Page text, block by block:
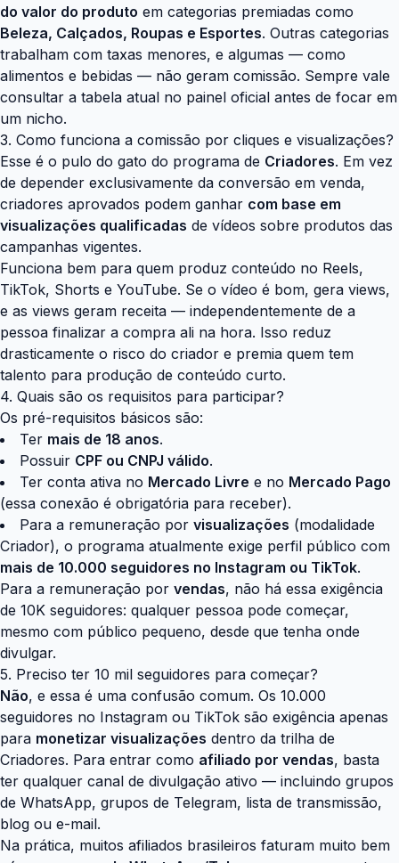
do valor do produto em categorias premiadas como
Beleza, Calçados, Roupas e Esportes. Outras categorias
trabalham com taxas menores, e algumas — como
alimentos e bebidas — não geram comissão. Sempre vale
consultar a tabela atual no painel oficial antes de focar em
um nicho.
3. Como funciona a comissão por cliques e visualizações?
Esse é o pulo do gato do programa de Criadores. Em vez
de depender exclusivamente da conversão em venda,
criadores aprovados podem ganhar com base em
visualizações qualificadas de vídeos sobre produtos das
campanhas vigentes.
Funciona bem para quem produz conteúdo no Reels,
TikTok, Shorts e YouTube. Se o vídeo é bom, gera views,
e as views geram receita — independentemente de a
pessoa finalizar a compra ali na hora. Isso reduz
drasticamente o risco do criador e premia quem tem
talento para produção de conteúdo curto.
4. Quais são os requisitos para participar?
Os pré-requisitos básicos são:
Ter mais de 18 anos.
Possuir CPF ou CNPJ válido.
Ter conta ativa no Mercado Livre e no Mercado Pago
(essa conexão é obrigatória para receber).
Para a remuneração por visualizações (modalidade
Criador), o programa atualmente exige perfil público com
mais de 10.000 seguidores no Instagram ou TikTok.
Para a remuneração por vendas, não há essa exigência
de 10K seguidores: qualquer pessoa pode começar,
mesmo com público pequeno, desde que tenha onde
divulgar.
5. Preciso ter 10 mil seguidores para começar?
Não, e essa é uma confusão comum. Os 10.000
seguidores no Instagram ou TikTok são exigência apenas
para monetizar visualizações dentro da trilha de
Criadores. Para entrar como afiliado por vendas, basta
ter qualquer canal de divulgação ativo — incluindo grupos
de WhatsApp, grupos de Telegram, lista de transmissão,
blog ou e-mail.
Na prática, muitos afiliados brasileiros faturam muito bem